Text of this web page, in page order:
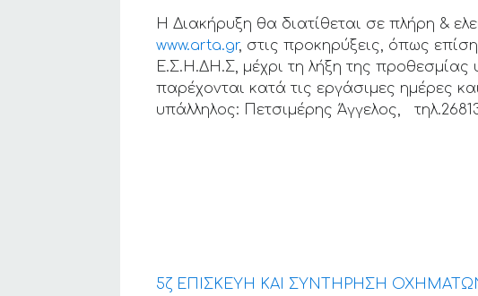
Η Διακήρυξη θα διατίθεται σε πλήρη &
www.arta.gr, στις προκηρύξεις, όπως
Ε.Σ.Η.ΔΗ.Σ, μέχρι τη λήξη της
παρέχονται κατά τις εργάσιμες ημέρες
υπάλληλος: Πετσιμέρης Άγγελος,
5ζ ΕΠΙΣΚΕΥΗ ΚΑΙ ΣΥΝΤΗΡΗΣΗ ΟΧΗΜΑΤΩΝ